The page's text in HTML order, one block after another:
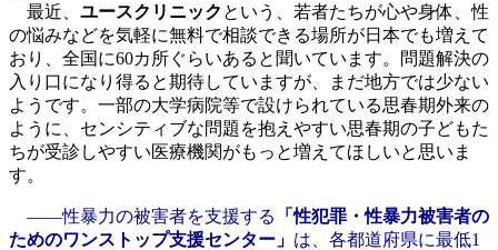
最近、 ユースクリニック という、若者たちが心や身体、性
の悩みなどを気軽に無料で相談できる場所が日本でも増えて
おり、全国に60カ所ぐらいあると聞いています。問題解決の
入り口になり得ると期待していますが、まだ地方では少ない
ようです。一部の大学病院等で設けられている思春期外来の
ように、センシティブな問題を抱えやすい思春期の子どもた
ちが受診しやすい医療機関がもっと増えてほしいと思いま
す。
――性暴力の被害者を支援する
「性犯罪・性暴力被害者の
ためのワンストップ支援センター」 は、各都道府県に最低1